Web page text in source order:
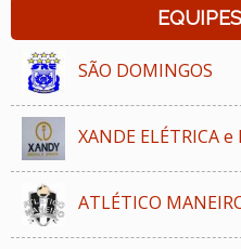
SÃO DOMINGOS
XANDE ELÉTRICA
ATLÉTICO